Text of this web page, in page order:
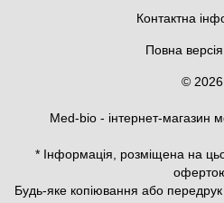
Контактна
Повна
© 2026
Med-bio - інтернет-магазин
* Інформація, розміщена на
Будь-яке копіювання або